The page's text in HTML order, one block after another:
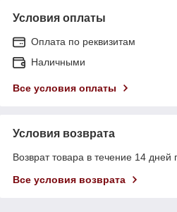
Условия оплаты
Оплата по реквизитам
Наличными
Все условия оплаты
Условия возврата
Возврат товара в течение 14 дней
Все условия возврата